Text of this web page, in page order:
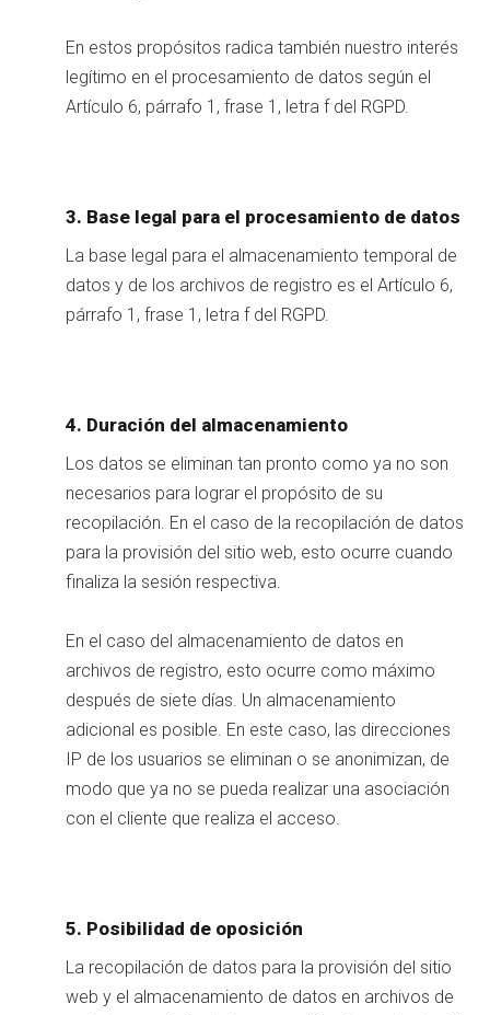
En estos propósitos radica también nuestro interés
legítimo en el procesamiento de datos según el
Artículo 6, párrafo 1, frase 1, letra f del RGPD.
3. Base legal para el procesamiento de datos
La base legal para el almacenamiento temporal de
datos y de los archivos de registro es el Artículo 6,
párrafo 1, frase 1, letra f del RGPD.
4. Duración del almacenamiento
Los datos se eliminan tan pronto como ya no son
necesarios para lograr el propósito de su
recopilación. En el caso de la recopilación de datos
para la provisión del sitio web, esto ocurre cuando
finaliza la sesión respectiva.
En el caso del almacenamiento de datos en
archivos de registro, esto ocurre como máximo
después de siete días. Un almacenamiento
adicional es posible. En este caso, las direcciones
IP de los usuarios se eliminan o se anonimizan, de
modo que ya no se pueda realizar una asociación
con el cliente que realiza el acceso.
5. Posibilidad de oposición
La recopilación de datos para la provisión del sitio
web y el almacenamiento de datos en archivos de